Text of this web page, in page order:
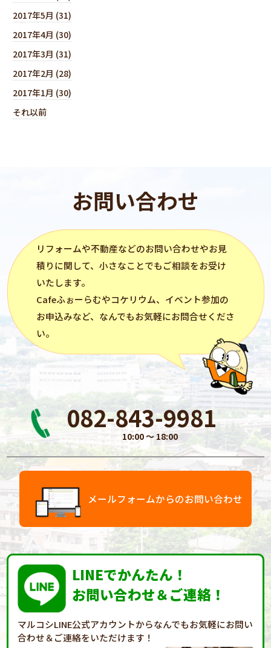
2017年5月 (31)
2017年4月 (30)
2017年3月 (31)
2017年2月 (28)
2017年1月 (30)
それ以前
お問い合わせ
リフォームや不動産などのお問い合わせやお見
積りに関して、小さなことでもご相談をお受け
いたします。
Cafeふぉーらむやコケリウム、イベント参加の
お申込みなど、なんでもお気軽にお問合せくださ
い。
082-843-9981
10:00 〜 18:00
メールフォームからのお問い合わせ
LINEでかんたん！
お問い合わせ＆ご連絡！
マルコシLINE公式アカウントからなんでもお気軽にお問い
合わせ＆ご連絡をいただけます！